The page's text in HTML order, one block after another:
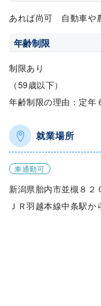
あれば尚可 自動車や
年齢制限
制限あり
（59歳以下）
年齢制限の理由：定年
就業場所
車通勤可
新潟県胎内市並槻８
ＪＲ羽越本線中条駅か